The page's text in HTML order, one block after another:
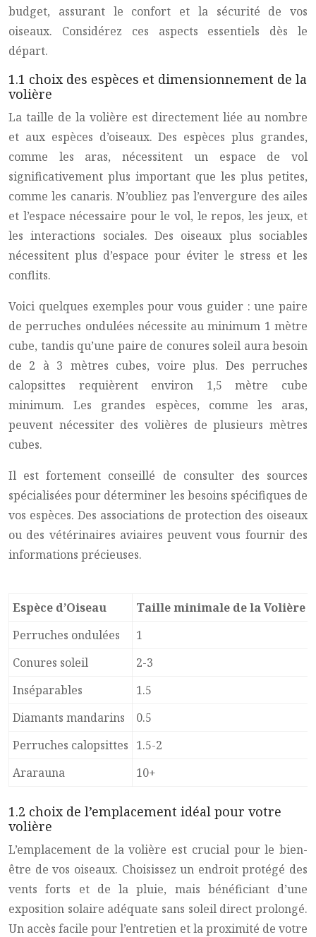
budget, assurant le confort et la sécurité de vos
oiseaux. Considérez ces aspects essentiels dès le
départ.
1.1 choix des espèces et dimensionnement de la
volière
La taille de la volière est directement liée au nombre
et aux espèces d’oiseaux. Des espèces plus grandes,
comme les aras, nécessitent un espace de vol
significativement plus important que les plus petites,
comme les canaris. N’oubliez pas l’envergure des ailes
et l’espace nécessaire pour le vol, le repos, les jeux, et
les interactions sociales. Des oiseaux plus sociables
nécessitent plus d’espace pour éviter le stress et les
conflits.
Voici quelques exemples pour vous guider : une paire
de perruches ondulées nécessite au minimum 1 mètre
cube, tandis qu’une paire de conures soleil aura besoin
de 2 à 3 mètres cubes, voire plus. Des perruches
calopsittes requièrent environ 1,5 mètre cube
minimum. Les grandes espèces, comme les aras,
peuvent nécessiter des volières de plusieurs mètres
cubes.
Il est fortement conseillé de consulter des sources
spécialisées pour déterminer les besoins spécifiques de
vos espèces. Des associations de protection des oiseaux
ou des vétérinaires aviaires peuvent vous fournir des
informations précieuses.
Espèce d’Oiseau
Taille minimale de la Volière
Perruches ondulées
1
Conures soleil
2-3
Inséparables
1.5
Diamants mandarins
0.5
Perruches calopsittes 1.5-2
Ararauna
10+
1.2 choix de l’emplacement idéal pour votre
volière
L’emplacement de la volière est crucial pour le bien-
être de vos oiseaux. Choisissez un endroit protégé des
vents forts et de la pluie, mais bénéficiant d’une
exposition solaire adéquate sans soleil direct prolongé.
Un accès facile pour l’entretien et la proximité de votre